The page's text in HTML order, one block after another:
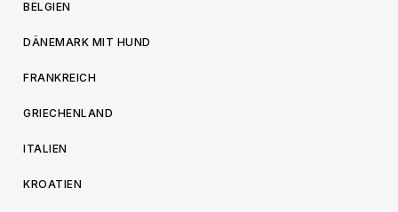
BELGIEN
DÄNEMARK MIT HUND
FRANKREICH
GRIECHENLAND
ITALIEN
KROATIEN